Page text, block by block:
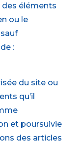
éléments
ou le
:
du site ou
qu’il
et poursuivie
des articles